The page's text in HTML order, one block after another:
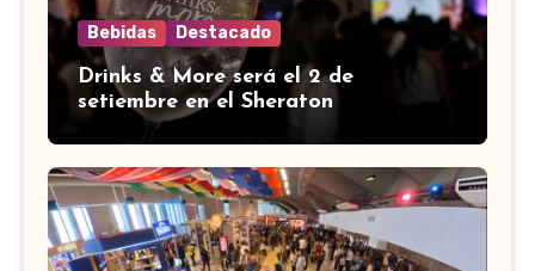
Bebidas Destacado
Drinks & More será el 2 de
setiembre en el Sheraton